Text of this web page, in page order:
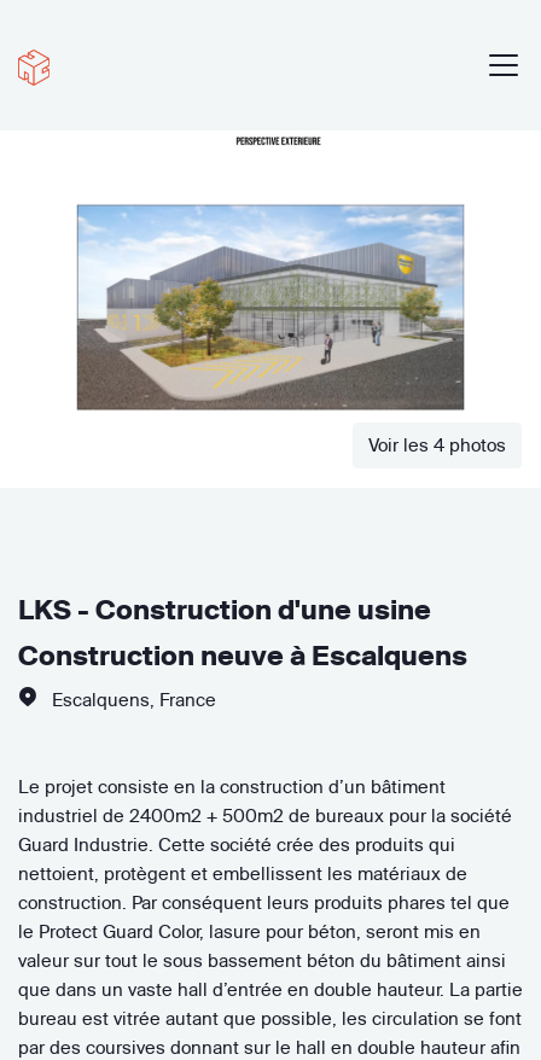
Voir les 4 photos
LKS - Construction d'une usine
Construction neuve à Escalquens
Escalquens France
Le projet consiste en la construction d’un bâtiment
industriel de 2400m2 + 500m2 de bureaux pour la société
Guard Industrie. Cette société crée des produits qui
nettoient, protègent et embellissent les matériaux de
construction. Par conséquent leurs produits phares tel que
le Protect Guard Color, lasure pour béton, seront mis en
valeur sur tout le sous bassement béton du bâtiment ainsi
que dans un vaste hall d’entrée en double hauteur. La partie
bureau est vitrée autant que possible, les circulation se font
par des coursives donnant sur le hall en double hauteur afin